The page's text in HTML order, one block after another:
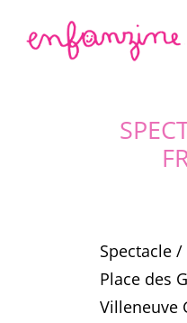
Spectacle
Place des
Villeneuve